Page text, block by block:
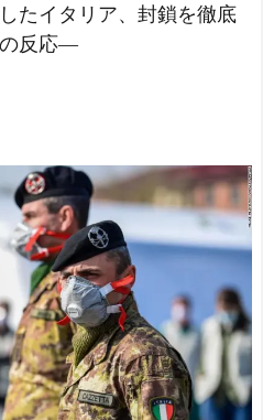
たイタリア、封鎖を徹底
反応―